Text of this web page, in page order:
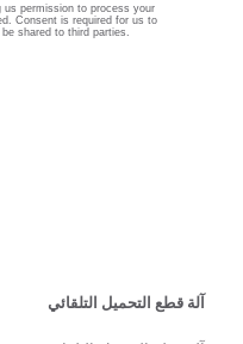
آلة قطع التحميل التلقائي